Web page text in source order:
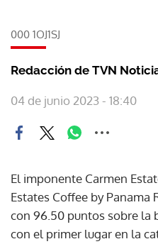
000 1OJ1SJ
Redacción de TVN
04 de junio 2023 - 18:40
El imponente Carmen
Estates Coffee by Panama
con 96.50 puntos sobre la
con el primer lugar en la